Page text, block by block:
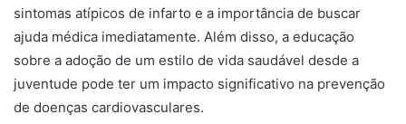
sintomas atípicos de infarto e a importância de buscar
ajuda médica imediatamente. Além disso, a educação
sobre a adoção de um estilo de vida saudável desde a
juventude pode ter um impacto significativo na prevenção
de doenças cardiovasculares.